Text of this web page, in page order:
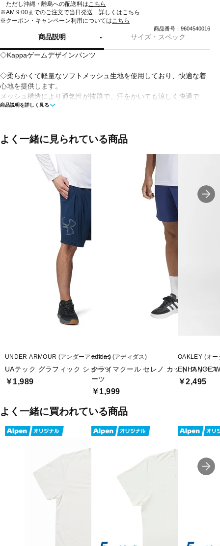
ただし沖縄・離島への配送料はこちら
※AM 9:00までのご注文で当日発送 詳しくはこちら
※クーポン・キャンペーン利用についてはこちら
商品番号：9604540016
商品説明 サイズ・スペック
◇Kappaゲームデザインパンツ
◇柔らかくて軽量なソフトメッシュ生地を使用しており、快適な着
心地を提供します。
メッシュ構造により通気性が抜群で、汗をかいても涼しく快適で
す。
シンプルでスタイリッシュなデザインは、どんなコーディネートに
吸水速乾、 紫外線遮蔽率90％以上
■カラー(メーカー表記)：
ネイビー×ブラック(NV：ネイビー)
チャコールグレー×ブラック(CGY：チャコールグレー)
■素材：ポリエステル：100％
■生産国：バングラデシュ
■2026 Spring＆Summer モデル
■メーカー型番：216354
商品説明を詳しく見る
よく一緒に見られている商品
UNDER ARMOUR (アンダーアーマー)
UAテック グラフィック ショーツ
￥1,989
adidas (アディダス)
クライマクール セレノ カット スリー
ーツ
￥1,999
OAKLEY (オー
ENHANCE
￥2,495
よく一緒に買われている商品